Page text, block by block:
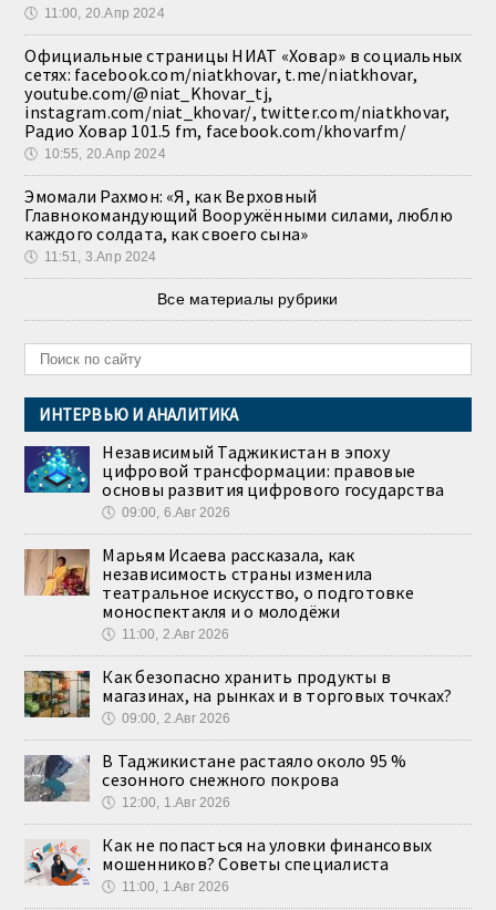
🕔 11:00, 20.Апр 2024
Официальные страницы НИАТ «Ховар» в социальных
сетях: facebook.com/niatkhovar, t.me/niatkhovar,
youtube.com/@niat_Khovar_tj,
instagram.com/niat_khovar/, twitter.com/niatkhovar,
Радио Ховар 101.5 fm, facebook.com/khovarfm/
🕔 10:55, 20.Апр 2024
Эмомали Рахмон: «Я, как Верховный
Главнокомандующий Вооружёнными силами, люблю
каждого солдата, как своего сына»
🕔 11:51, 3.Апр 2024
Все материалы рубрики
ИНТЕРВЬЮ И АНАЛИТИКА
Независимый Таджикистан в эпоху
цифровой трансформации: правовые
основы развития цифрового государства
🕔 09:00, 6.Авг 2026
Марьям Исаева рассказала, как
независимость страны изменила
театральное искусство, о подготовке
моноспектакля и о молодёжи
🕔 11:00, 2.Авг 2026
Как безопасно хранить продукты в
магазинах, на рынках и в торговых точках?
🕔 09:00, 2.Авг 2026
В Таджикистане растаяло около 95 %
сезонного снежного покрова
🕔 12:00, 1.Авг 2026
Как не попасться на уловки финансовых
мошенников? Советы специалиста
🕔 11:00, 1.Авг 2026